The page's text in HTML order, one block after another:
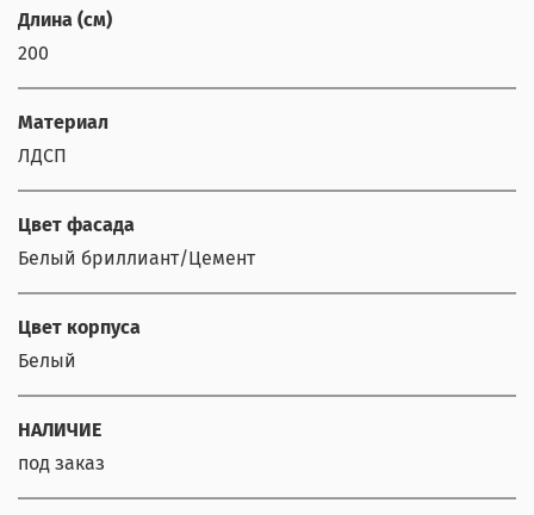
Длина (см)
200
Материал
ЛДСП
Цвет фасада
Белый бриллиант/Цемент
Цвет корпуса
Белый
НАЛИЧИЕ
под заказ